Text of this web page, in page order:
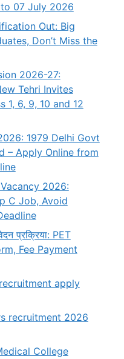
07 July 2026
Out: Big
Don’t Miss the
2026-27:
Tehri Invites
1, 6, 9, 10 and 12
1979 Delhi Govt
– Apply Online from
2026:
C Job, Avoid
प्रक्रिया: PET
Fee Payment
apply
recruitment 2026
College